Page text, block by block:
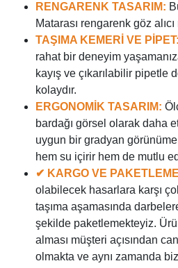
RENGARENK TASARIM:
Matarası rengarenk göz
TAŞIMA KEMERİ VE PİPET:
rahat bir deneyim
kayış ve çıkarılabilir pipetle
kolaydır.
ERGONOMİK TASARIM:
bardağı görsel olarak daha
uygun bir gradyan
hem su içirir hem de mutlu
✔ KARGO VE
olabilecek hasarlara karşı
taşıma aşamasında
şekilde paketlemekteyiz.
alması müşteri açısından
olmakta ve aynı zamanda